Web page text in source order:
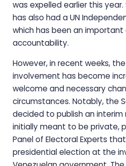
was expelled earlier this year.
has also had a UN
which has been an
accountability.
However, in recent weeks,
involvement has become
welcome and necessary
circumstances. Notably, the
decided to publish an interim
initially meant to be private,
Panel of Electoral Experts
presidential election at the